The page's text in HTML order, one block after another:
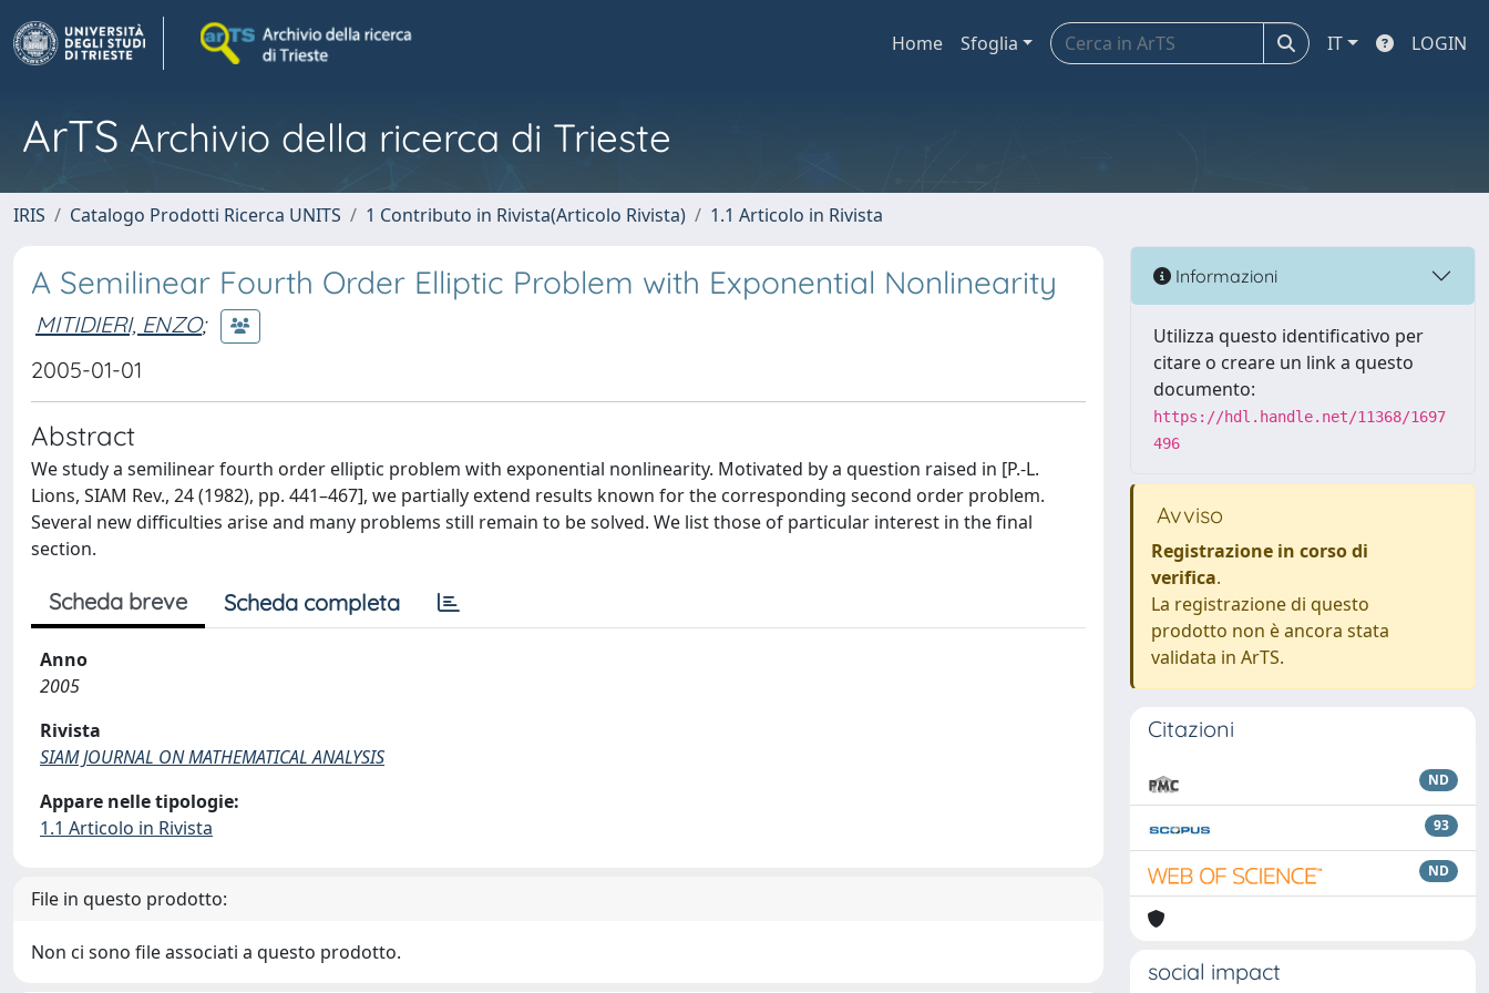
Home Sfoglia IT LOGIN
ArTS Archivio della ricerca di Trieste
IRIS Catalogo Prodotti Ricerca UNITS 1 Contributo in Rivista(Articolo Rivista) 1.1 Articolo in Rivista
A Semilinear Fourth Order Elliptic Problem with Exponential Nonlinearity
MITIDIERI, ENZO;
2005-01-01
Abstract
We study a semilinear fourth order elliptic problem with exponential nonlinearity. Motivated by a question raised in [P.-L.
Lions, SIAM Rev., 24 (1982), pp. 441–467], we partially extend results known for the corresponding second order problem.
Several new difficulties arise and many problems still remain to be solved. We list those of particular interest in the final
section.
Scheda breve Scheda completa
Anno
2005
Rivista
SIAM JOURNAL ON MATHEMATICAL ANALYSIS
Appare nelle tipologie:
1.1 Articolo in Rivista
File in questo prodotto:
Non ci sono file associati a questo prodotto.
Informazioni
Utilizza questo identificativo per
citare o creare un link a questo
documento:
https://hdl.handle.net/11368/1697
496
Avviso
Registrazione in corso di
verifica.
La registrazione di questo
prodotto non è ancora stata
validata in ArTS.
Citazioni
ND
93
ND
social impact